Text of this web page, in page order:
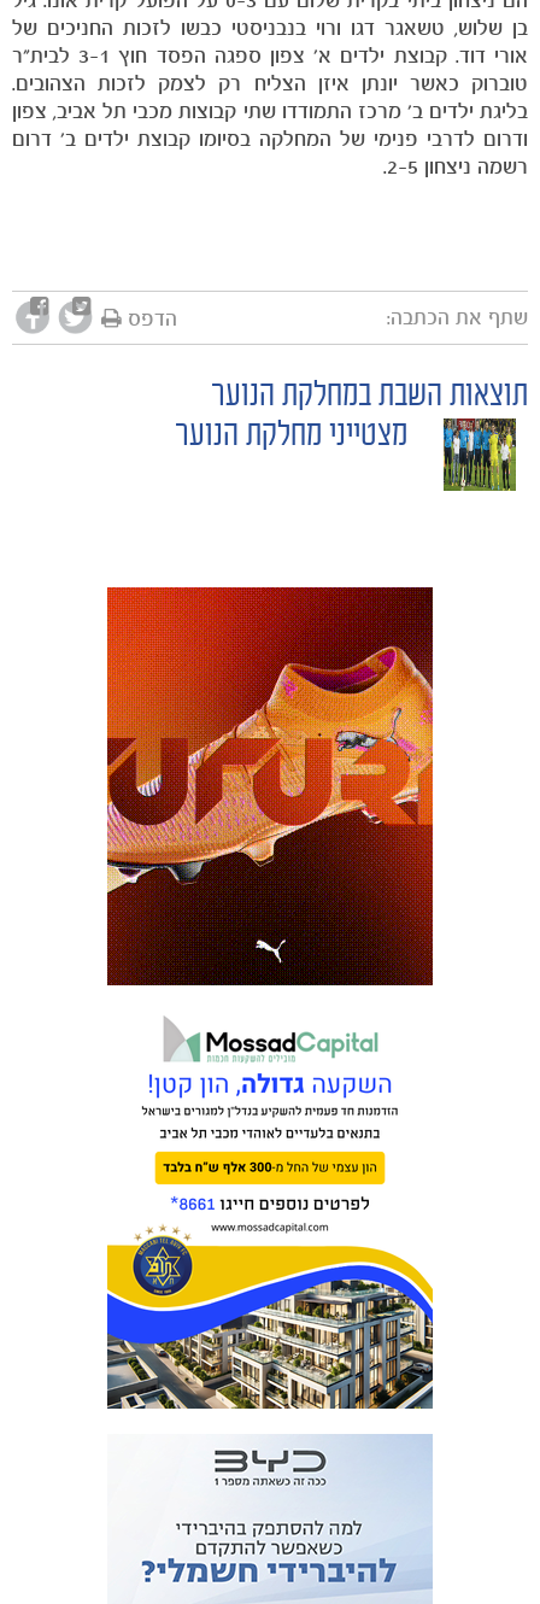
בן שלוש, טשאגר דגו ורוי בנבניסטי כבשו לזכות החניכים של
אורי דוד. קבוצת ילדים א' צפון ספגה הפסד חוץ 3-1 לבית"ר
טוברוק כאשר יונתן איזן הצליח רק לצמק לזכות הצהובים.
בליגת ילדים ב' מרכז התמודדו שתי קבוצות מכבי תל אביב, צפון
ודרום לדרבי פנימי של המחלקה בסיומו קבוצת ילדים ב' דרום
רשמה ניצחון 2-5.
שתף את הכתבה: הדפס
POST
NAVIGATION
תוצאות השבת במחלקת הנוער
מצטייני מחלקת הנוער